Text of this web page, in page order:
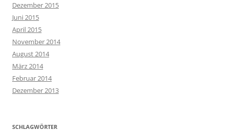
Dezember 2015
Juni 2015
April 2015
November 2014
August 2014
März 2014
Februar 2014
Dezember 2013
SCHLAGWÖRTER